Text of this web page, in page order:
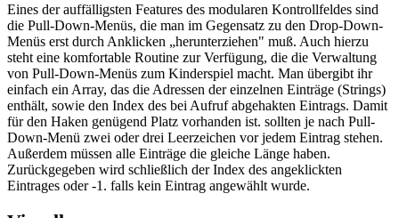
Eines der auffälligsten Features des modularen Kontrollfeldes sind
die Pull-Down-Menüs, die man im Gegensatz zu den Drop-Down-
Menüs erst durch Anklicken „herunterziehen" muß. Auch hierzu
steht eine komfortable Routine zur Verfügung, die die Verwaltung
von Pull-Down-Menüs zum Kinderspiel macht. Man übergibt ihr
einfach ein Array, das die Adressen der einzelnen Einträge (Strings)
enthält, sowie den Index des bei Aufruf abgehakten Eintrags. Damit
für den Haken genügend Platz vorhanden ist. sollten je nach Pull-
Down-Menü zwei oder drei Leerzeichen vor jedem Eintrag stehen.
Außerdem müssen alle Einträge die gleiche Länge haben.
Zurückgegeben wird schließlich der Index des angeklickten
Eintrages oder -1. falls kein Eintrag angewählt wurde.